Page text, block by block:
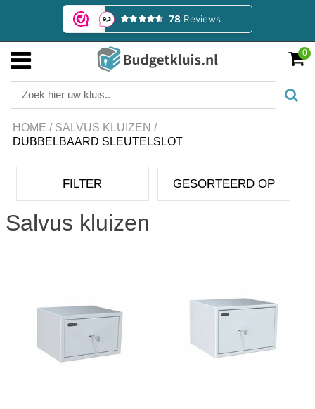
0
HOME / SALVUS KLUIZEN /
DUBBELBAARD SLEUTELSLOT
FILTER GESORTEERD OP
Salvus kluizen